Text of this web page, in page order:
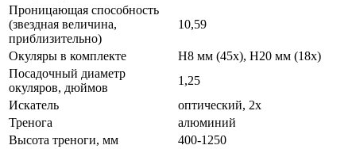
Проницающая способность
(звездная величина,
приблизительно)
10,59
Окуляры в комплекте
H8 мм (45x), H20 мм (18x)
Посадочный диаметр
окуляров, дюймов
1,25
Искатель
оптический, 2х
Тренога
алюминий
Высота треноги, мм
400-1250